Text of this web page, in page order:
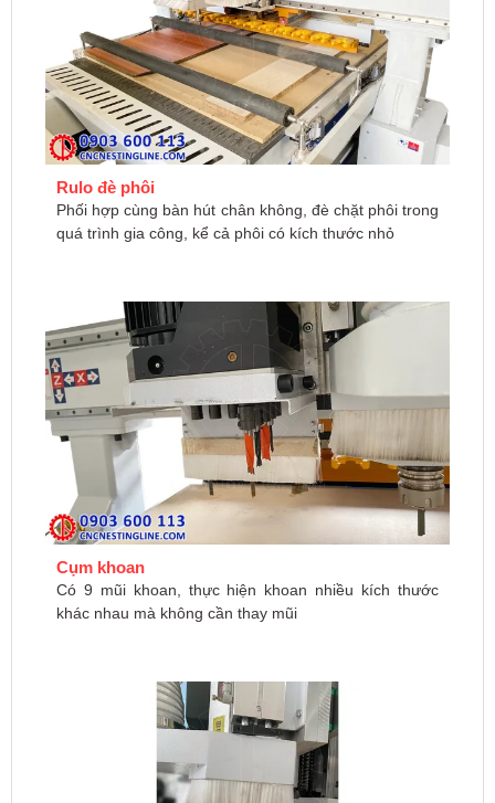
Rulo đè phôi
Phối hợp cùng bàn hút chân không, đè chặt phôi trong
quá trình gia công, kể cả phôi có kích thước nhỏ
Cụm khoan
Có 9 mũi khoan, thực hiện khoan nhiều kích thước
khác nhau mà không cần thay mũi